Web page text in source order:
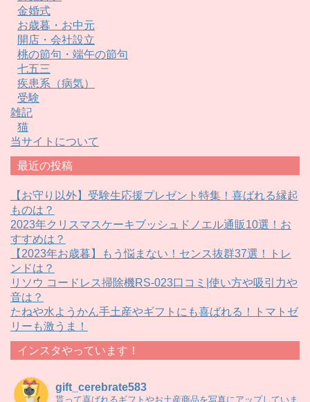
金婚式
お歳暮・お中元
開店・会社設立
桃の節句・端午の節句
七五三
疾患系（病気）
受験
雑記
猫
当サイトについて
最近の投稿
【お守り以外】受験生応援プレゼント特集！喜ばれる縁起
ものは？
2023年クリスマスケーキブッシュドノエル通販10選！お
すすめは？
【2023年お歳暮】もう悩まない！センス抜群37選！トレ
ンドは？
リソウ コードレス掃除機RS-023口コミ|使い方や吸引力や
音は？
たねや水ようかん手土産やギフトにも喜ばれる！トマトゼ
リーも激うま！
インスタやっています！
gift_cerebrate583
貰って喜ばれるギフトやお土産商品を写真にアップしていま